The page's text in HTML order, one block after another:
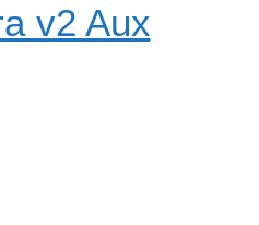
v2 Aux